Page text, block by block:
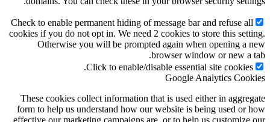
Check to enable permanent hiding of message bar and refuse
cookies if you do not opt in. We need 2 cookies to store this
Otherwise you will be prompted again when opening a
browser window or new a
Click to enable/disable essential site
Google Analytics
These cookies collect information that is used either in
form to help us understand how our website is being used or